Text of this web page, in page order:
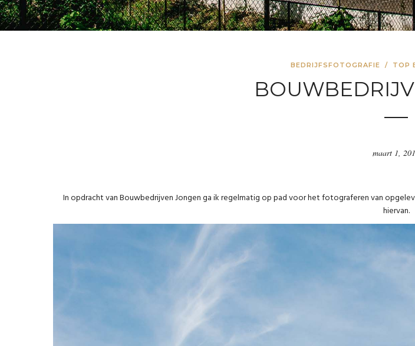
BEDRIJFSFOTOGRAFIE / TOP
maart 1,
In opdracht van Bouwbedrijven Jongen ga ik regelmatig op pad voor het fotograferen van
hiervan.